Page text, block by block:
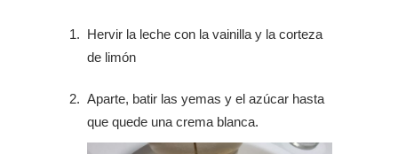
Hervir la leche con la vainilla y la corteza
de limón
Aparte, batir las yemas y el azúcar hasta
que quede una crema blanca.